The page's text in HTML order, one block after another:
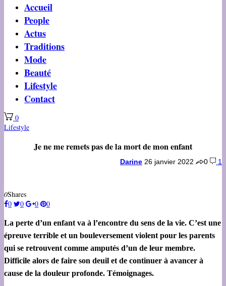
Accueil
People
Actus
Traditions
Mode
Beauté
Lifestyle
Contact
0
Lifestyle
Je ne me remets pas de la mort de mon enfant
Darine 26 janvier 2022 0 1
0Shares
0
0 0 0
La perte d’un enfant va à l’encontre du sens de la vie. C’est une
épreuve terrible et un bouleversement violent pour les parents
qui se retrouvent comme amputés d’un de leur membre.
Difficile alors de faire son deuil et de continuer à avancer à
cause de la douleur profonde. Témoignages.